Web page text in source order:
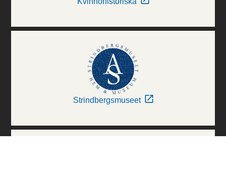
Strindbergsmuseet